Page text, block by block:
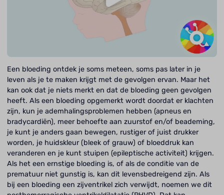
Een bloeding ontdek je soms meteen, soms pas later in je
leven als je te maken krijgt met de gevolgen ervan. Maar het
kan ook dat je niets merkt en dat de bloeding geen gevolgen
heeft. Als een bloeding opgemerkt wordt doordat er klachten
zijn, kun je ademhalingsproblemen hebben (apneus en
bradycardiën), meer behoefte aan zuurstof en/of beademing,
je kunt je anders gaan bewegen, rustiger of juist drukker
worden, je huidskleur (bleek of grauw) of bloeddruk kan
veranderen en je kunt stuipen (epileptische activiteit) krijgen.
Als het een ernstige bloeding is, of als de conditie van de
prematuur niet gunstig is, kan dit levensbedreigend zijn. Als
bij een bloeding een zijventrikel zich verwijdt, noemen we dit